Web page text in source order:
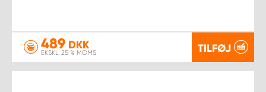
489 DKK
EKSKL. 25 % MOMS TILFØJ